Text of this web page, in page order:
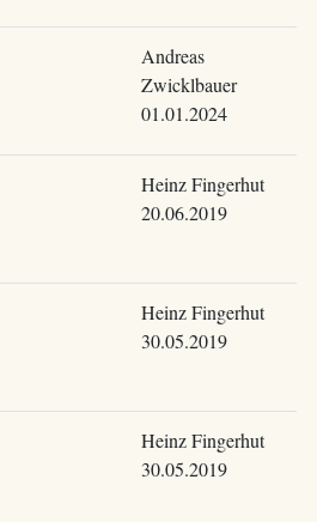
Andreas
Zwicklbauer
01.01.2024
Heinz Fingerhut
20.06.2019
Heinz Fingerhut
30.05.2019
Heinz Fingerhut
30.05.2019